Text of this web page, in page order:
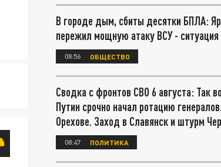
В городе дым, сбиты десятки БПЛА:
пережил мощную атаку ВСУ - ситуация
08:56 ОБЩЕСТВО
Сводка с фронтов СВО 6 августа: Так
Путин срочно начал ротацию
Орехове. Заход в Славянск и штурм
08:47 ПОЛИТИКА